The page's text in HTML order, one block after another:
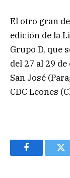
El otro gran
edición de la
Grupo D, que
del 27 al 29
San José
CDC Leones
Facebook